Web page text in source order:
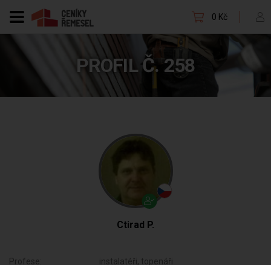
0 Kč
PROFIL Č. 258
Ctirad P.
Profese: instalatéři, topenáři